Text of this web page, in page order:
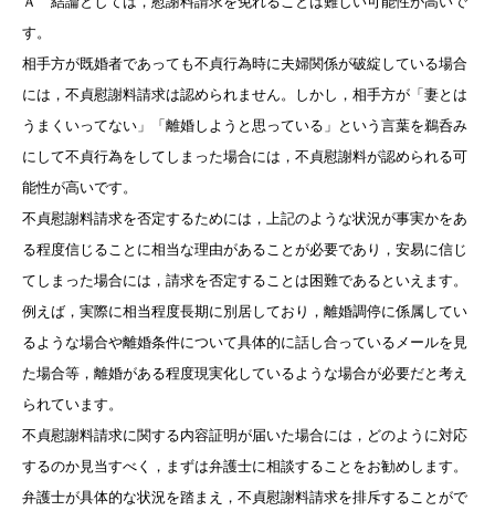
す。
相手方が既婚者であっても不貞行為時に夫婦関係が破綻している場合
には，不貞慰謝料請求は認められません。しかし，相手方が「妻とは
うまくいってない」「離婚しようと思っている」という言葉を鵜呑み
にして不貞行為をしてしまった場合には，不貞慰謝料が認められる可
能性が高いです。
不貞慰謝料請求を否定するためには，上記のような状況が事実かをあ
る程度信じることに相当な理由があることが必要であり，安易に信じ
てしまった場合には，請求を否定することは困難であるといえます。
例えば，実際に相当程度長期に別居しており，離婚調停に係属してい
るような場合や離婚条件について具体的に話し合っているメールを見
た場合等，離婚がある程度現実化しているような場合が必要だと考え
られています。
不貞慰謝料請求に関する内容証明が届いた場合には，どのように対応
するのか見当すべく，まずは弁護士に相談することをお勧めします。
弁護士が具体的な状況を踏まえ，不貞慰謝料請求を排斥することがで